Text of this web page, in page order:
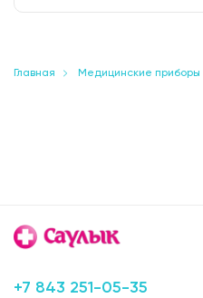
Главная Медицинские приборы
+7 843 251-05-35